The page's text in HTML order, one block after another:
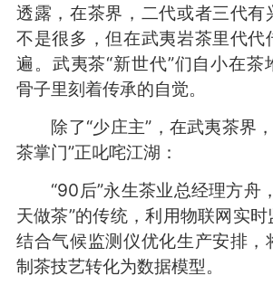
透露，在茶界，二代或者三代有
不是很多，但在武夷岩茶里代代
遍。武夷茶“新世代”们自小在茶
骨子里刻着传承的自觉。
除了“少庄主”，在武夷茶界
茶掌门”正叱咤江湖：
“90后”永生茶业总经理方舟
天做茶”的传统，利用物联网实时
结合气候监测仪优化生产安排，
制茶技艺转化为数据模型。